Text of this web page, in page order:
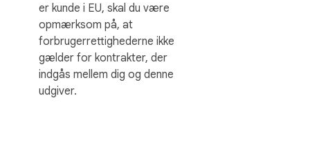
er kunde i EU, skal du være
opmærksom på, at
forbrugerrettighederne ikke
gælder for kontrakter, der
indgås mellem dig og denne
udgiver.